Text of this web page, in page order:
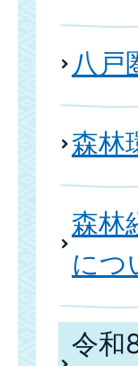
八戸
森林
森林
につ
令和